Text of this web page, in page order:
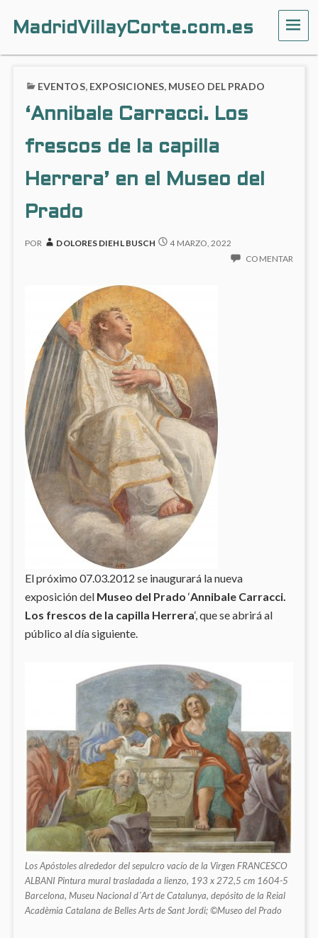
MadridVillayCorte.com.es
EVENTOS, EXPOSICIONES, MUSEO DEL PRADO
‘Annibale Carracci. Los
frescos de la capilla
Herrera’ en el Museo del
Prado
POR DOLORES DIEHL BUSCH
4 MARZO, 2022
COMENTAR
El próximo 07.03.2012 se inaugurará la nueva
exposición del Museo del Prado ‘Annibale Carracci.
Los frescos de la capilla Herrera‘, que se abrirá al
público al día siguiente.
Los Apóstoles alrededor del sepulcro vacío de la Virgen FRANCESCO
ALBANI Pintura mural trasladada a lienzo, 193 x 272,5 cm 1604-5
Barcelona, Museu Nacional d´Art de Catalunya, depósito de la Reial
Acadèmia Catalana de Belles Arts de Sant Jordi; ©Museo del Prado